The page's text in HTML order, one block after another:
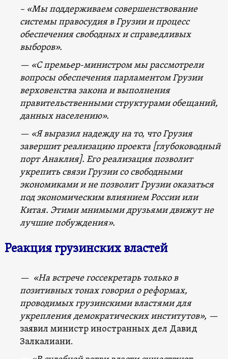
– «Мы поддерживаем совершенствование
системы правосудия в Грузии и процесс
обеспечения свободных и справедливых
выборов».
— «С премьер-министром мы рассмотрели
вопросы обеспечения парламентом Грузии
верховенства закона и выполнения
правительственными структурами обещаний,
данных населению».
— «Я выразил надежду на то, что Грузия
завершит реализацию проекта [глубоководный
порт Анаклия]. Его реализация позволит
укрепить связи Грузии со свободными
экономиками и не позволит Грузии оказаться
под экономическим влиянием России или
Китая. Этими мнимыми друзьями движут не
лучшие побуждения».
Реакция грузинских властей
— «На встрече госсекретарь только в
позитивных тонах говорил о реформах,
проводимых грузинскими властями для
укрепления демократических институтов», —
заявил министр иностранных дел Давид
Залкалиани.